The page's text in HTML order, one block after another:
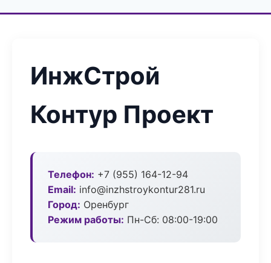
ИнжСтрой
Контур Проект
Телефон: +7 (955) 164-12-94
Email: info@inzhstroykontur281.ru
Город: Оренбург
Режим работы: Пн-Сб: 08:00-19:00